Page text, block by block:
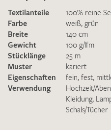
Ich bin damit
Textilanteile
100% reine
Farbe
weiß, grün
Breite
140 cm
Gewicht
100 g/lfm
Stücklänge
25 m
Muster
kariert
Eigenschaften
fein, fest,
Verwendung
Hochzeit/
Kleidung,
Schals/Tücher